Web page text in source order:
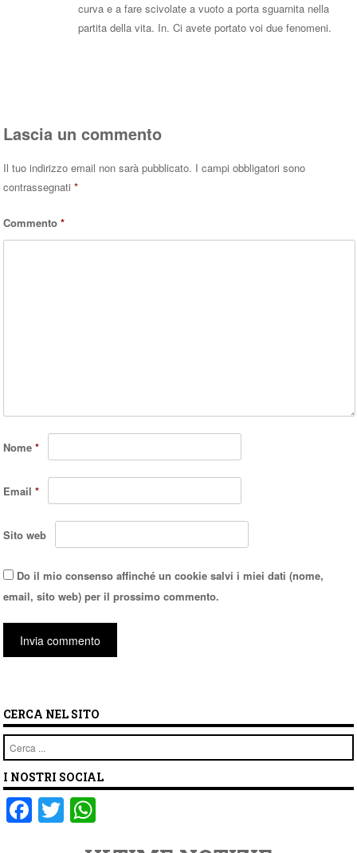
curva e a fare scivolate a vuoto a porta sguarnita nella
partita della vita. In. Ci avete portato voi due fenomeni.
Lascia un commento
Il tuo indirizzo email non sarà pubblicato. I campi obbligatori sono
contrassegnati*
Commento*
Nome*
Email*
Sito web
Do il mio consenso affinché un cookie salvi i miei dati (nome,
email, sito web) per il prossimo commento.
CERCA NEL SITO
Cerca
I NOSTRI SOCIAL
F T